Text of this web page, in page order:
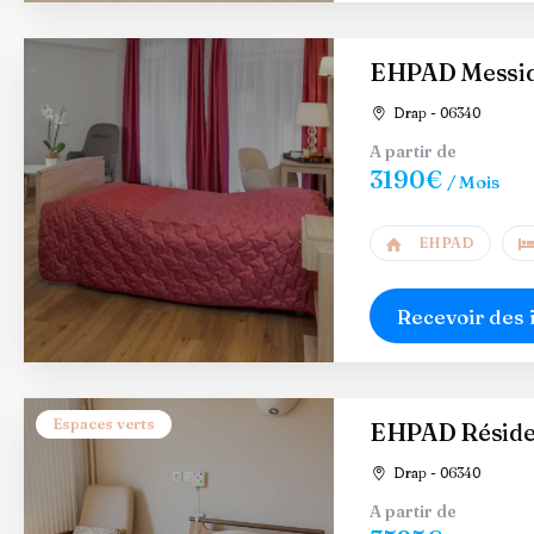
EHPAD
Drap - 06340
A partir de
3190€ / Mois
EHPAD
Recevoir des
Espaces verts EHPAD
Drap - 06340
A partir de